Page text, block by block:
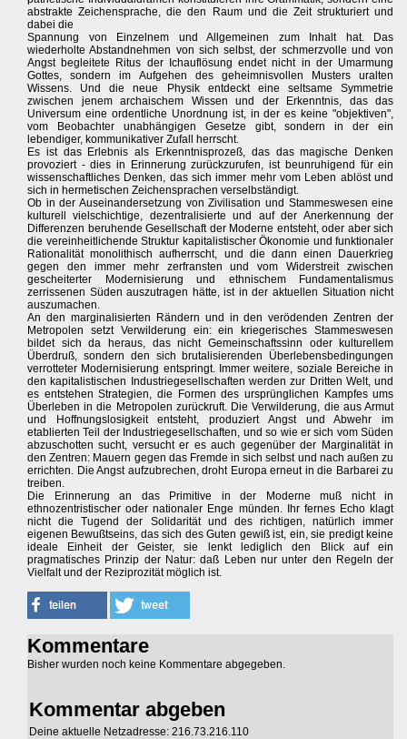
abstrakte Zeichensprache, die den Raum und die Zeit strukturiert und
dabei die
Spannung von Einzelnem und Allgemeinen zum Inhalt hat. Das
wiederholte Abstandnehmen von sich selbst, der schmerzvolle und von
Angst begleitete Ritus der Ichauflösung endet nicht in der Umarmung
Gottes, sondern im Aufgehen des geheimnisvollen Musters uralten
Wissens. Und die neue Physik entdeckt eine seltsame Symmetrie
zwischen jenem archaischem Wissen und der Erkenntnis, das das
Universum eine ordentliche Unordnung ist, in der es keine "objektiven",
vom Beobachter unabhängigen Gesetze gibt, sondern in der ein
lebendiger, kommunikativer Zufall herrscht.
Es ist das Erlebnis als Erkenntnisprozeß, das das magische Denken
provoziert - dies in Erinnerung zurückzurufen, ist beunruhigend für ein
wissenschaftliches Denken, das sich immer mehr vom Leben ablöst und
sich in hermetischen Zeichensprachen verselbständigt.
Ob in der Auseinandersetzung von Zivilisation und Stammeswesen eine
kulturell vielschichtige, dezentralisierte und auf der Anerkennung der
Differenzen beruhende Gesellschaft der Moderne entsteht, oder aber sich
die vereinheitlichende Struktur kapitalistischer Ökonomie und funktionaler
Rationalität monolithisch aufherrscht, und die dann einen Dauerkrieg
gegen den immer mehr zerfransten und vom Widerstreit zwischen
gescheiterter Modernisierung und ethnischem Fundamentalismus
zerrissenen Süden auszutragen hätte, ist in der aktuellen Situation nicht
auszumachen.
An den marginalisierten Rändern und in den verödenden Zentren der
Metropolen setzt Verwilderung ein: ein kriegerisches Stammeswesen
bildet sich da heraus, das nicht Gemeinschaftssinn oder kulturellem
Überdruß, sondern den sich brutalisierenden Überlebensbedingungen
verrotteter Modernisierung entspringt. Immer weitere, soziale Bereiche in
den kapitalistischen Industriegesellschaften werden zur Dritten Welt, und
es entstehen Strategien, die Formen des ursprünglichen Kampfes ums
Überleben in die Metropolen zurückruft. Die Verwilderung, die aus Armut
und Hoffnungslosigkeit entsteht, produziert Angst und Abwehr im
etablierten Teil der Industriegesellschaften, und so wie er sich vom Süden
abzuschotten sucht, versucht er es auch gegenüber der Marginalität in
den Zentren: Mauern gegen das Fremde in sich selbst und nach außen zu
errichten. Die Angst aufzubrechen, droht Europa erneut in die Barbarei zu
treiben.
Die Erinnerung an das Primitive in der Moderne muß nicht in
ethnozentristischer oder nationaler Enge münden. Ihr fernes Echo klagt
nicht die Tugend der Solidarität und des richtigen, natürlich immer
eigenen Bewußtseins, das sich des Guten gewiß ist, ein, sie predigt keine
ideale Einheit der Geister, sie lenkt lediglich den Blick auf ein
pragmatisches Prinzip der Natur: daß Leben nur unter den Regeln der
Vielfalt und der Reziprozität möglich ist.
Kommentare
Bisher wurden noch keine Kommentare abgegeben.
Kommentar abgeben
Deine aktuelle Netzadresse: 216.73.216.110